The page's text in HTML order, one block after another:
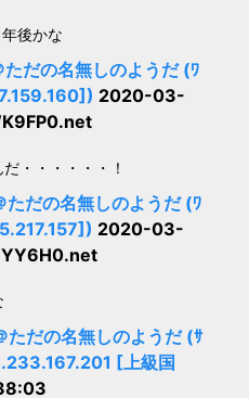
後かな
だの名無しのようだ (ﾜ
2020-03-
・・・・・・！
ただの名無しのようだ (ﾜ
2020-03-
ただの名無しのようだ (ｻ
[上級国